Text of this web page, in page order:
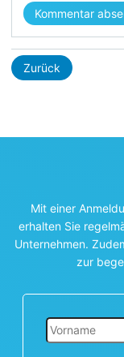
Kommentar
Zurück
Mit einer
erhalten Sie
Unternehmen.
zur